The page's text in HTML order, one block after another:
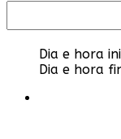
Dia e hora
Dia e hora